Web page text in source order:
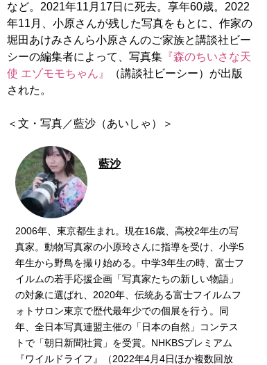
など。2021年11月17日に死去。享年60歳。2022
年11月、小原さんが残した写真をもとに、作家の
堀田あけみさんら小原さんのご家族と講談社ビー
シーの編集者によって、写真集 『森のちいさな天
使 エゾモモちゃん』
（講談社ビーシー）が出版
された。
＜文・写真／藍沙（あいしゃ）＞
藍沙
2006年、東京都生まれ。現在16歳、高校2年生の写
真家。動物写真家の小原玲さんに指導を受け、小学5
年生から野鳥を撮り始める。中学3年生の時、富士フ
イルムの若手応援企画「写真家たちの新しい物語」
の対象に選ばれ、2020年、伝統ある富士フイルムフ
ォトサロン東京で歴代最年少での個展を行う。同
年、全日本写真連盟主催の「日本の自然」コンテス
トで「朝日新聞社賞」を受賞。NHKBSプレミアム
『ワイルドライフ』（2022年4月4日ほか複数回放